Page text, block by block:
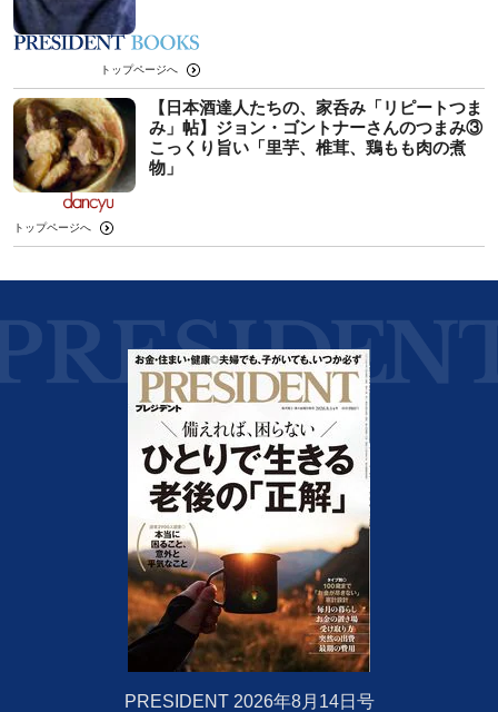
トップページへ
【日本酒達人たちの、家呑み「リピートつま
み」帖】ジョン・ゴントナーさんのつまみ③
こっくり旨い「里芋、椎茸、鶏もも肉の煮
物」
トップページへ
PRESIDENT 2026年8月14日号